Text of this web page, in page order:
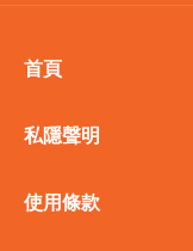
首頁
私隱聲明
使用條款